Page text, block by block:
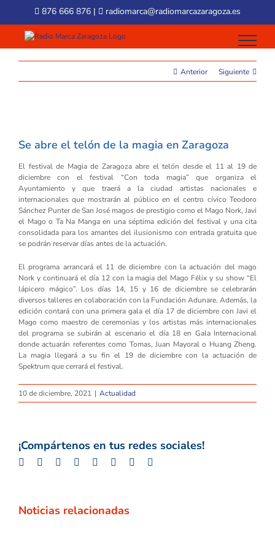
content
876 666 876 | radiomarca@radiomarcazaragoza.es
Anterior Siguiente
Image
Se abre el telón de la magia en Zaragoza
El festival de Magia de Zaragoza abre el telón desde el 11 al 19 de
diciembre con el festival “Con toda magia” que organiza el
Ayuntamiento y que traerá a la ciudad artistas nacionales e
internacionales que mostrarán al público en el centro cívico Teodoro
Sánchez Punter de San José magos de prestigio como el Mago Nork, Javi
el Mago o Ta Na Manga en una séptima edición del festival y una cita
consolidada para los amantes del ilusionismo con entrada gratuita que
se podrán reservar días antes de la actuación.
El programa arrancará el 11 de diciembre con la actuación del mago
Nork y continuará el día 12 con la magia del Mago Félix y su show “El
lápicero mágico”. Los días 14, 15 y 16 de diciembre se celebrarán
diversos talleres en colaboración con la Fundación Adunare. Además, la
edición contará con una primera gala el día 17 de diciembre con Javi el
Mago como maestro de ceremonias y los artistas más internacionales
del programa se subirán al escenario el día 18 en Gala Internacional
donde actuarán referentes como Tomas, Juan Mayoral o Huang Zheng.
La magia llegará a su fin el 19 de diciembre con la actuación de
Spektrum que cerrará el festival.
10 de diciembre, 2021 | Actualidad
¡Compártenos en tus redes sociales!
Facebook
TwitterLinkedInWhatsappGoogle+
TumblrPinterest
Noticias relacionadas